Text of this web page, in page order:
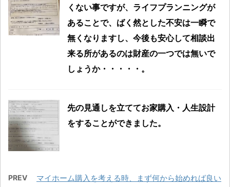
くない事ですが、ライフプランニングが
あることで、ばく然とした不安は一瞬で
無くなりますし、今後も安心して相談出
来る所があるのは財産の一つでは無いで
しょうか・・・・・。
先の見通しを立ててお家購入・人生設計
をすることができました。
PREV
マイホーム購入を考える時、まず何から始めれば良い